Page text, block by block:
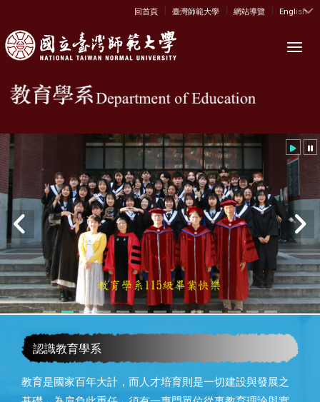
:::
回首頁 | 臺灣師範大學 | 網站導覽 | English
認識教育學系
教育是國家百年大計，而人才培育則是一切建設與發展之